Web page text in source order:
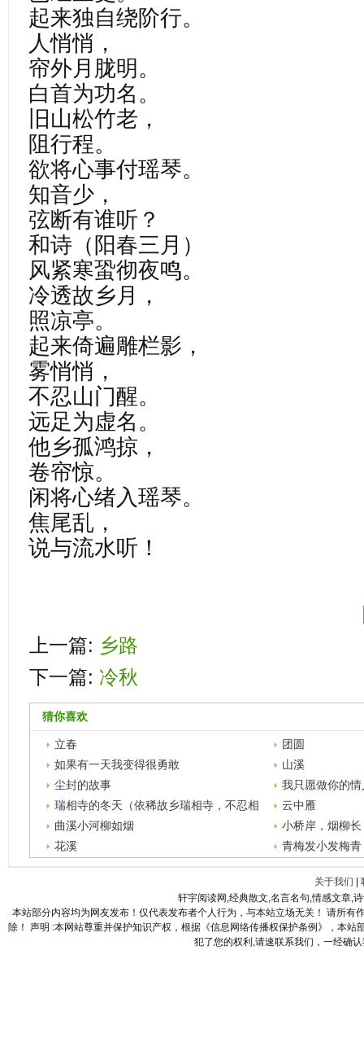
起来独自绕阶行。
人悄悄，
帘外月胧明。
白首为功名。
旧山松竹老，
阻行程。
欲将心事付瑶琴。
知音少，
弦断有谁听？
和诗（阳春三月）
风紧寒蛩彻夜鸣。
冷透故乡月，
照凉亭。
起来倚遍雕栏影，
雾悄悄，
不忍山门醒。
远足为虚名。
他乡孤鸿掠，
卷帘惊。
闲将心绪入瑶琴。
焦尾乱，
说与流水听！
上一篇: 乡路
下一篇: 冷秋
猜你喜欢
立春
团圆
如果有一天我变得很勇敢
山溪
尘封的故事
我只愿做你的情
瑞相寺的冬天（依稀故乡瑞相寺，不忍相
思染银丝。）
云中雁
曲溪小河柳如烟
小桥岸，烟柳长
花溪
青梅发小发梅青
关于我们
轩宇阅读网,经典散文,名言名句,情感文章,
本站部分内容均为网友发布！仅代表发布者个人行为，与本站立场无关！ 请所
除！ 声明 :本网站尊重并保护知识产权，根据《信息网络传播权保护条例》，本
犯了您的权利,请速联系我们，一经确